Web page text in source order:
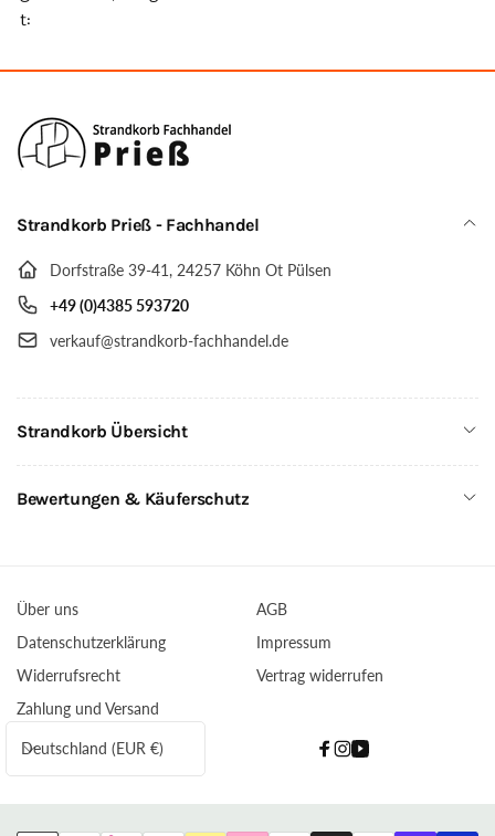
t:
Strandkorb Prieß - Fachhandel
Dorfstraße 39-41, 24257 Köhn Ot Pülsen
+49 (0)4385 593720
verkauf@strandkorb-fachhandel.de
Strandkorb Übersicht
Bewertungen & Käuferschutz
Über uns
AGB
Datenschutzerklärung
Impressum
Widerrufsrecht
Vertrag widerrufen
Zahlung und Versand
L
a
n
d
Deutschland (EUR €)
Facebook
Instagram
YouTube